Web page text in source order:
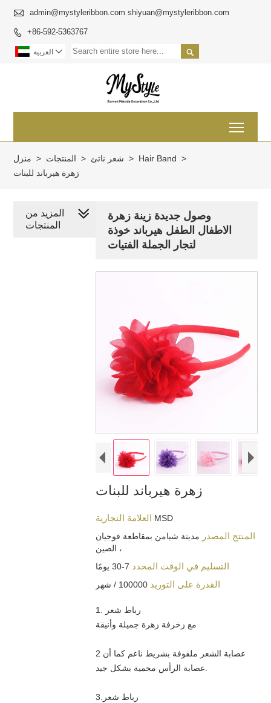
 admin@mystyleribbon.com shiyuan@mystyleribbon.com
 +86-592-5363767
 العربية 
منزل > المنتجات > شعر ناتئ > Hair Band >
زهرة هيرباند للبنات
وصول جديدة زينة زهرة
الاطفال الطفل هيرباند خوذة
لتجار الجملة الفتيات
زهرة هيرباند للبنات
MSD
المنتج المصدر مدينة شيامن بمقاطعة فوجيان
، الصين
التسليم في الوقت المحدد 7-30 يومًا
القدرة على التوريد100000 / شهر
1. رباط شعر
مع زخرفة زهرة جميلة وأنيقة
2 عصابة الشعر ملفوفة بشريط ناعم كما أن
3.رباط شعر
المزيد من
المنتجات